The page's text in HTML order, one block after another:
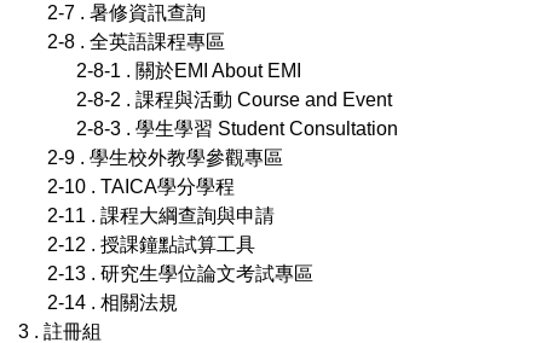
2-7 . 暑修資訊查詢
2-8 . 全英語課程專區
2-8-1 . 關於EMI About EMI
2-8-2 . 課程與活動 Course and Event
2-8-3 . 學生學習 Student Consultation
2-9 . 學生校外教學參觀專區
2-10 . TAICA學分學程
2-11 . 課程大綱查詢與申請
2-12 . 授課鐘點試算工具
2-13 . 研究生學位論文考試專區
2-14 . 相關法規
3 . 註冊組